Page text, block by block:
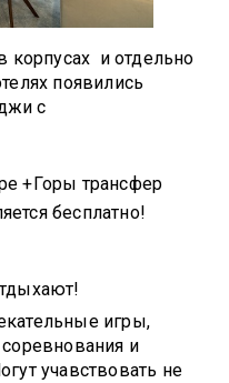
корпусах и отдельно
появились
с
+Горы трансфер
бесплатно!
игры,
и
учавствовать не